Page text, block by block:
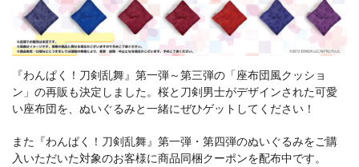
『わんぱく！刀剣乱舞』第一弾～第三弾の「座布団風クッショ
ン」の再販も決定しました。桜と刀剣男士がデザインされた可愛
い座布団を、ぬいぐるみと一緒にぜひゲットしてください！
また『わんぱく！刀剣乱舞』第一弾・第四弾のぬいぐるみをご購
入いただいた対象のお客様に商品同梱クーポンを配布中です。